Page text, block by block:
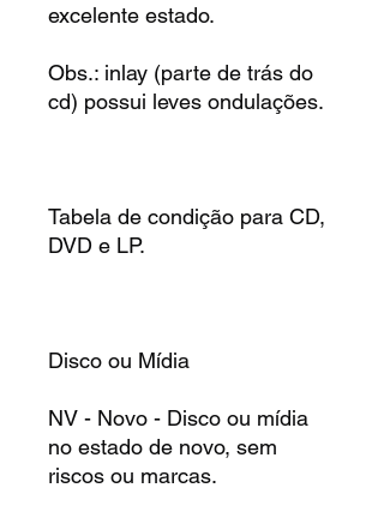
excelente estado.
Obs.: inlay (parte de trás do
cd) possui leves ondulações.
Tabela de condição para CD,
DVD e LP.
Disco ou Mídia
NV - Novo - Disco ou mídia
no estado de novo, sem
riscos ou marcas.